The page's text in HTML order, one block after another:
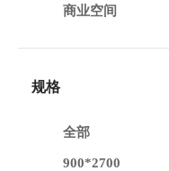
商业空间
规格
全部
900*2700